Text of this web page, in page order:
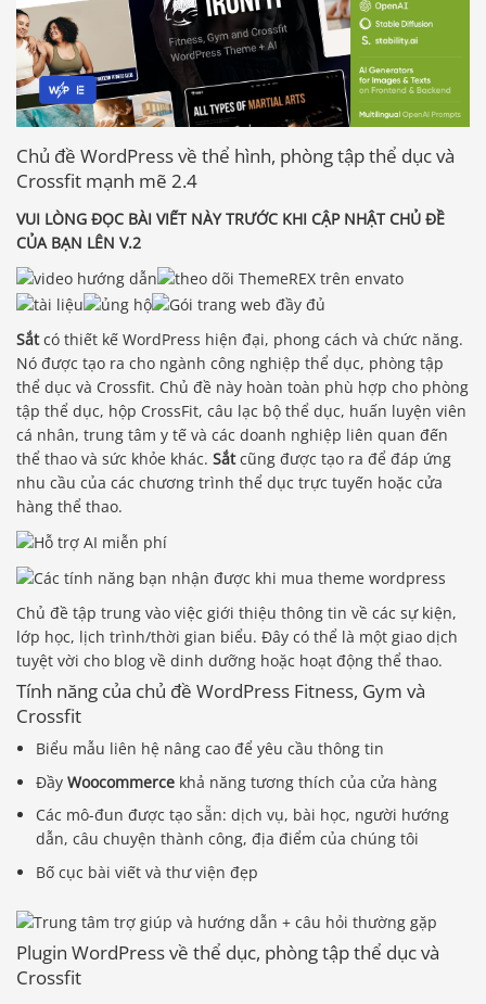
Chủ đề WordPress về thể hình, phòng tập thể dục và
Crossfit mạnh mẽ 2.4
VUI LÒNG ĐỌC BÀI VIẾT NÀY TRƯỚC KHI CẬP NHẬT CHỦ ĐỀ
CỦA BẠN LÊN V.2
Sắtcó thiết kế WordPress hiện đại, phong cách và chức năng.
Nó được tạo ra cho ngành công nghiệp thể dục, phòng tập
thể dục và Crossfit. Chủ đề này hoàn toàn phù hợp cho phòng
tập thể dục, hộp CrossFit, câu lạc bộ thể dục, huấn luyện viên
cá nhân, trung tâm y tế và các doanh nghiệp liên quan đến
thể thao và sức khỏe khác. Sắtcũng được tạo ra để đáp ứng
nhu cầu của các chương trình thể dục trực tuyến hoặc cửa
hàng thể thao.
Chủ đề tập trung vào việc giới thiệu thông tin về các sự kiện,
lớp học, lịch trình/thời gian biểu. Đây có thể là một giao dịch
tuyệt vời cho blog về dinh dưỡng hoặc hoạt động thể thao.
Tính năng của chủ đề WordPress Fitness, Gym và
Crossfit
Biểu mẫu liên hệ nâng cao để yêu cầu thông tin
ĐầyWoocommerce khả năng tương thích của cửa hàng
Các mô-đun được tạo sẵn: dịch vụ, bài học, người hướng
dẫn, câu chuyện thành công, địa điểm của chúng tôi
Bố cục bài viết và thư viện đẹp
Plugin WordPress về thể dục, phòng tập thể dục và
Crossfit